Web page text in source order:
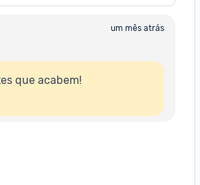
um mês atrás
que acabem!